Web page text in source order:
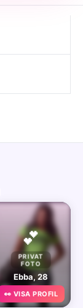
💕
PRIVAT
FOTO
Ebba, 28
👀 VISA PROFIL